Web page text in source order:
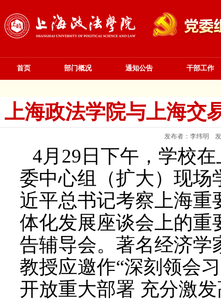
首页 部门概况 通知公告 干部工作
上海政法学院与上海交
发布者：李纬明
4月29日下午，学校
委中心组（扩大）现场
近平总书记考察上海重
体化发展座谈会上的重
告辅导会。著名经济学
教授应邀作“深刻领会
开放重大部署 充分激